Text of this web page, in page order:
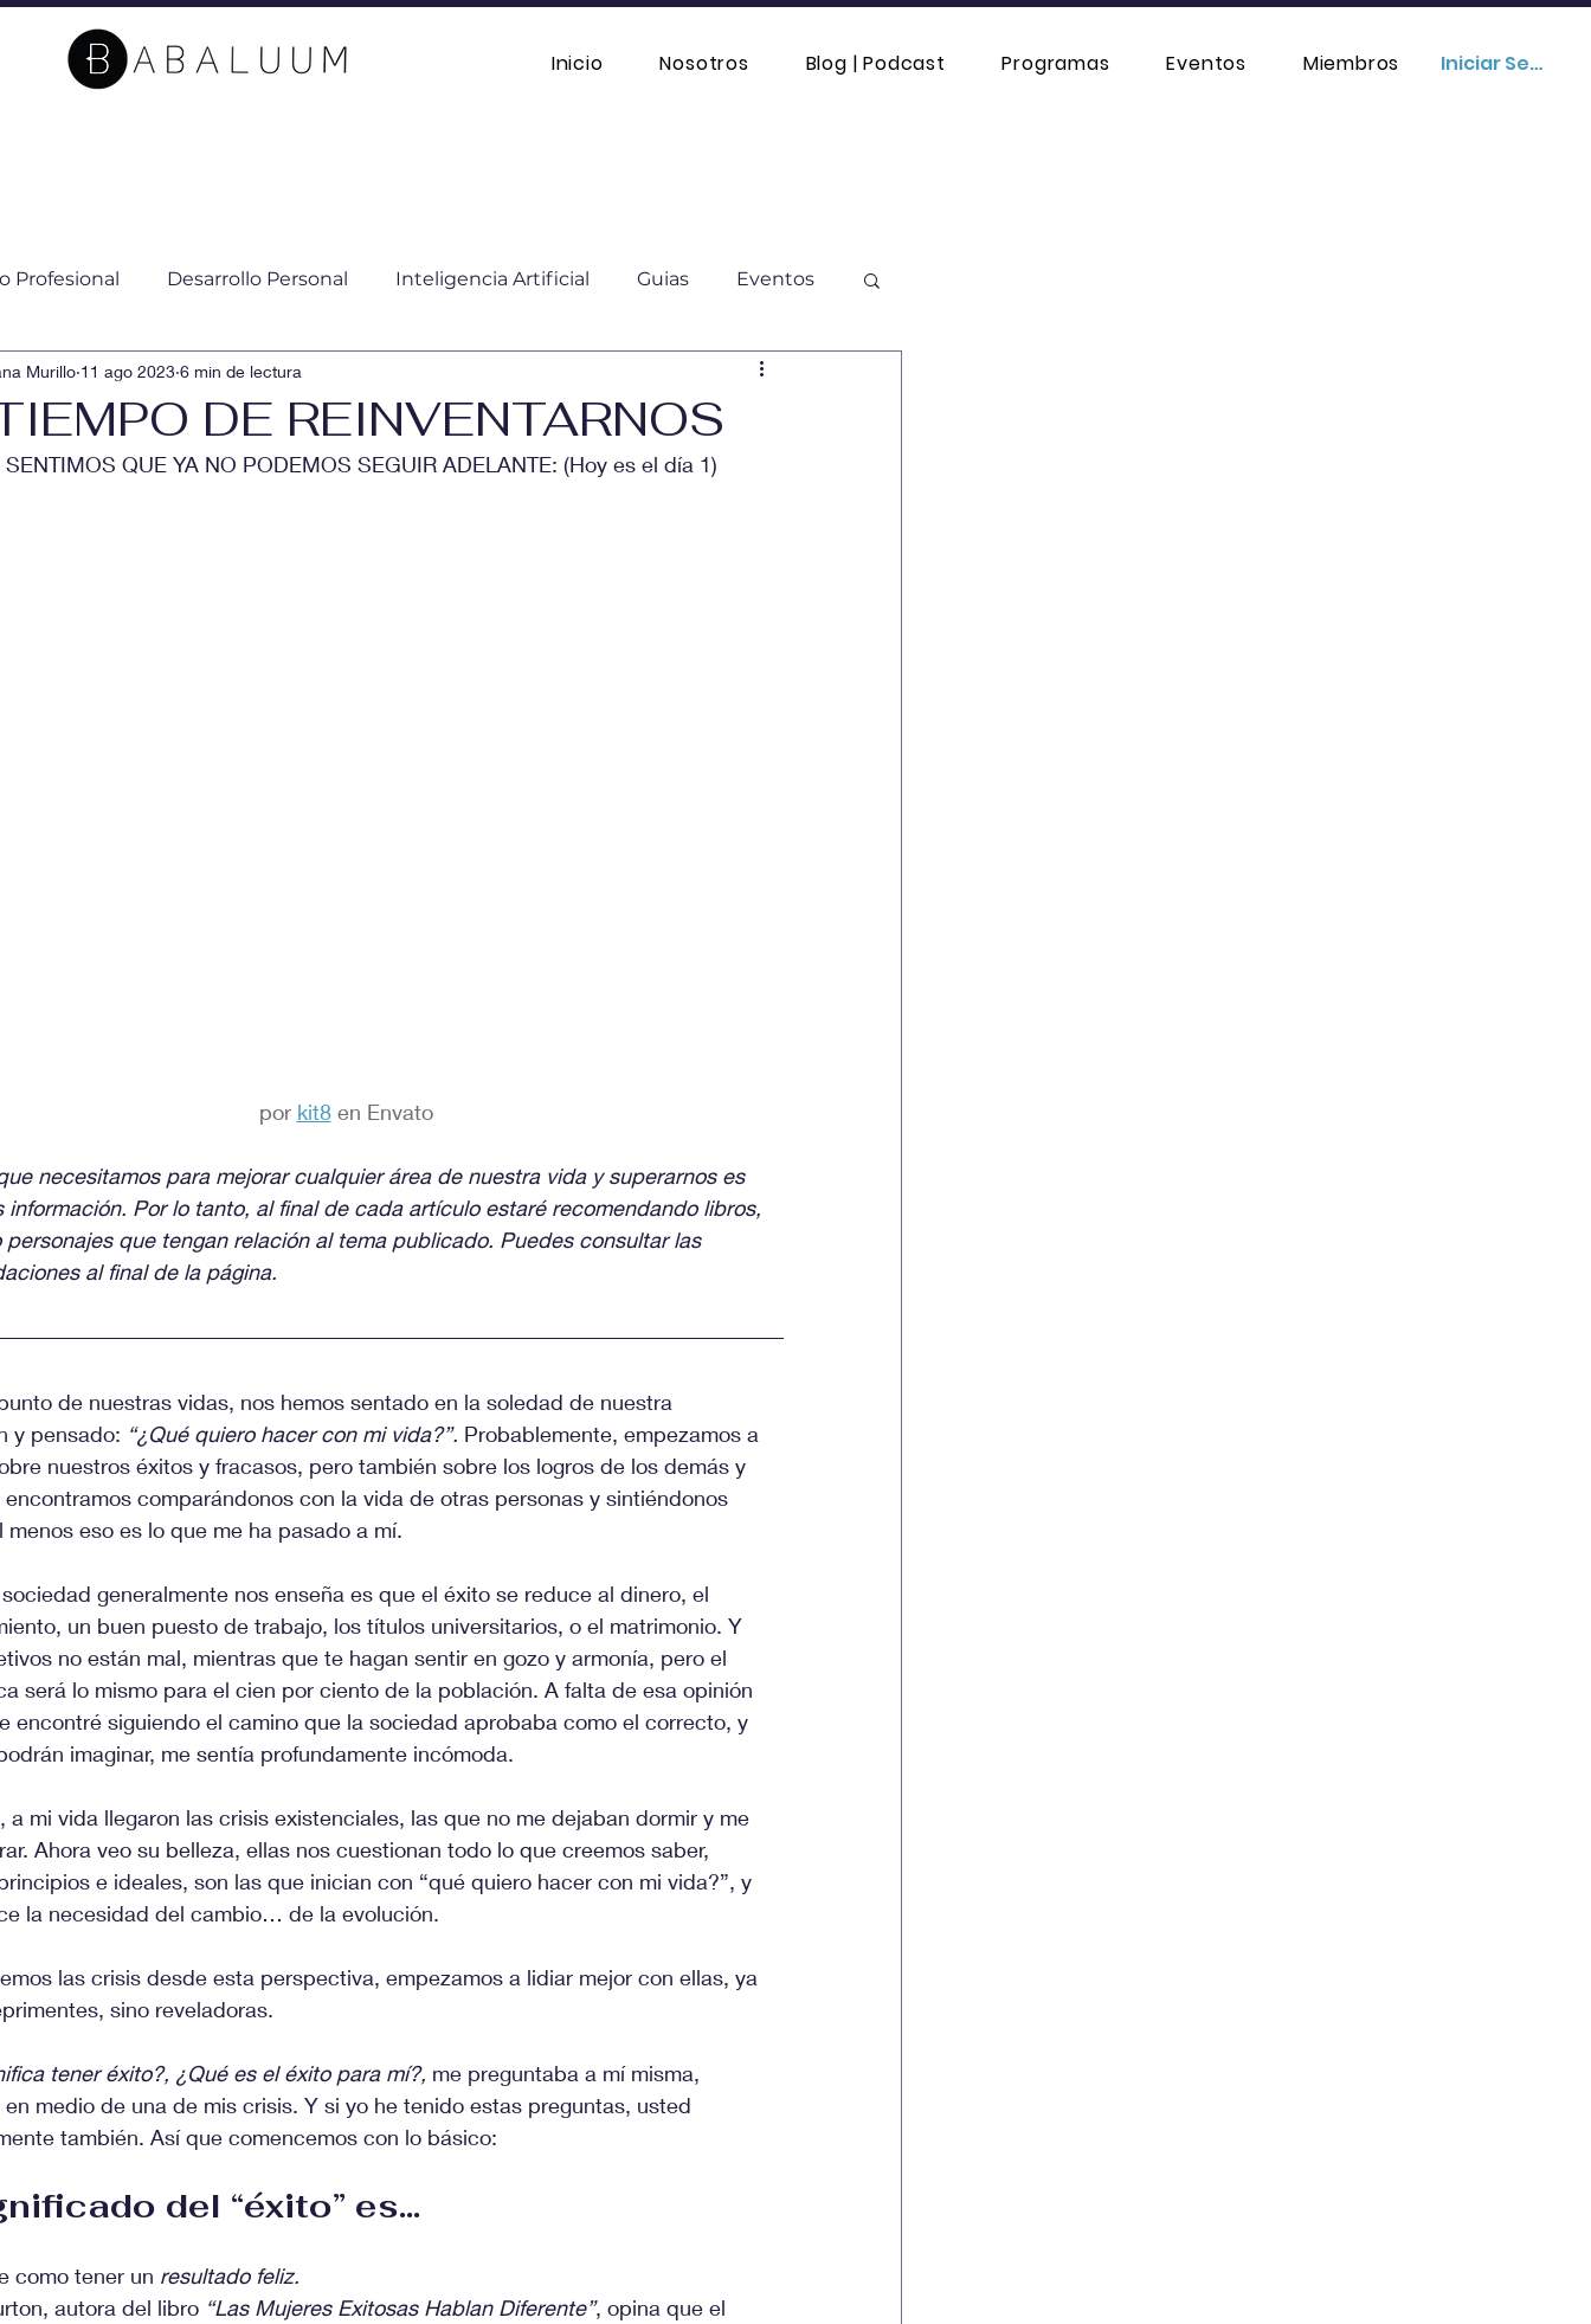
Inicio Nosotros Blog | Podcast Programas Eventos Miembros Iniciar Sesión
Profesional Desarrollo Personal Inteligencia Artificial Guias Eventos
Impacto Social
Educación
DE REINVENTARNOS
Murillo 11 ago 2023 6 min de lectura
QUE YA NO PODEMOS SEGUIR ADELANTE: (Hoy es el día 1)
por kit8 en Envato
necesitamos para mejorar cualquier área de nuestra vida y superarnos es
información. Por lo tanto, al final de cada artículo estaré recomendando libros,
personajes que tengan relación al tema publicado. Puedes consultar las
al final de la página.
de nuestras vidas, nos hemos sentado en la soledad de nuestra
y pensado: “¿Qué quiero hacer con mi vida?”. Probablemente, empezamos a
nuestros éxitos y fracasos, pero también sobre los logros de los demás y
encontramos comparándonos con la vida de otras personas y sintiéndonos
eso es lo que me ha pasado a mí.
generalmente nos enseña es que el éxito se reduce al dinero, el
un buen puesto de trabajo, los títulos universitarios, o el matrimonio. Y
no están mal, mientras que te hagan sentir en gozo y armonía, pero el
será lo mismo para el cien por ciento de la población. A falta de esa opinión
encontré siguiendo el camino que la sociedad aprobaba como el correcto, y
imaginar, me sentía profundamente incómoda.
a mi vida llegaron las crisis existenciales, las que no me dejaban dormir y me
Ahora veo su belleza, ellas nos cuestionan todo lo que creemos saber,
e ideales, son las que inician con “qué quiero hacer con mi vida?”, y
la necesidad del cambio… de la evolución.
las crisis desde esta perspectiva, empezamos a lidiar mejor con ellas, ya
sino reveladoras.
tener éxito?, ¿Qué es el éxito para mí?, me preguntaba a mí misma,
medio de una de mis crisis. Y si yo he tenido estas preguntas, usted
también. Así que comencemos con lo básico:
del “éxito” es…
como tener un resultado feliz.
autora del libro “Las Mujeres Exitosas Hablan Diferente”, opina que el